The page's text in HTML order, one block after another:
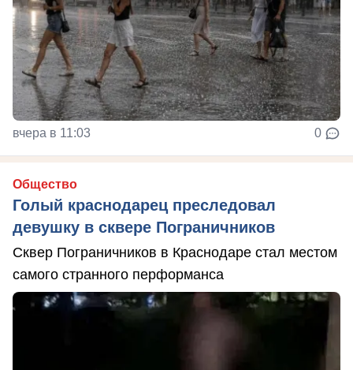
вчера в 11:03 0
Общество
Голый краснодарец преследовал
девушку в сквере Пограничников
Сквер Пограничников в Краснодаре стал местом
самого странного перформанса